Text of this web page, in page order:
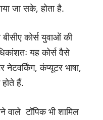
जा सके, होता है.
कोर्स युवाओं की
यह कोर्स वैसे
कंप्यूटर भाषा,
हैं.
वाले टॉपिक भी शामिल